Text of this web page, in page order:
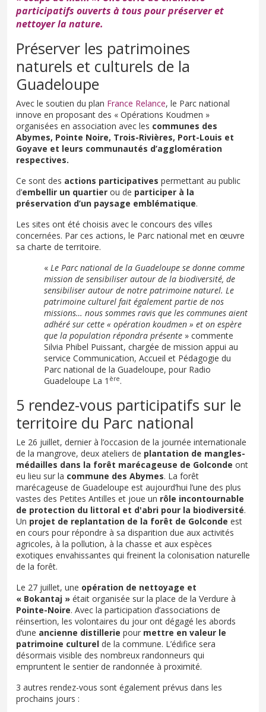
participatifs ouverts à tous pour préserver et
nettoyer la nature.
Préserver les patrimoines
naturels et culturels de la
Guadeloupe
Avec le soutien du plan France Relance, le Parc national
innove en proposant des « Opérations Koudmen »
organisées en association avec les communes des
Abymes, Pointe Noire, Trois-Rivières, Port-Louis et
Goyave et leurs communautés d’agglomération
respectives.
Ce sont des actions participatives permettant au public
d’embellir un quartier ou de participer à la
préservation d’un paysage emblématique.
Les sites ont été choisis avec le concours des villes
concernées. Par ces actions, le Parc national met en œuvre
sa charte de territoire.
«Le Parc national de la Guadeloupe se donne comme
mission de sensibiliser autour de la biodiversité, de
sensibiliser autour de notre patrimoine naturel. Le
patrimoine culturel fait également partie de nos
missions… nous sommes ravis que les communes aient
adhéré sur cette « opération koudmen » et on espère
que la population répondra présente » commente
Silvia Phibel Puissant, chargée de mission appui au
service Communication, Accueil et Pédagogie du
Parc national de la Guadeloupe, pour Radio
Guadeloupe La 1 ère.
5 rendez-vous participatifs sur le
territoire du Parc national
Le 26 juillet, dernier à l’occasion de la journée internationale
de la mangrove, deux ateliers de plantation de mangles-
médailles dans la forêt marécageuse de Golconde ont
eu lieu sur la commune des Abymes. La forêt
marécageuse de Guadeloupe est aujourd’hui l’une des plus
vastes des Petites Antilles et joue un rôle incontournable
de protection du littoral et d'abri pour la biodiversité.
Un projet de replantation de la forêt de Golconde est
en cours pour répondre à sa disparition due aux activités
agricoles, à la pollution, à la chasse et aux espèces
exotiques envahissantes qui freinent la colonisation naturelle
de la forêt.
Le 27 juillet, une opération de nettoyage et
« Bokantaj » était organisée sur la place de la Verdure à
Pointe-Noire. Avec la participation d’associations de
réinsertion, les volontaires du jour ont dégagé les abords
d’une ancienne distillerie pour mettre en valeur le
patrimoine culturel de la commune. L’édifice sera
désormais visible des nombreux randonneurs qui
empruntent le sentier de randonnée à proximité.
3 autres rendez-vous sont également prévus dans les
prochains jours :